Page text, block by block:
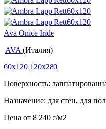
Ava Onice Iride
AVA (Италия)
60x120 120x280
Поверхность:
Назначение: для стен, для
Цена от 8 240 c/м2